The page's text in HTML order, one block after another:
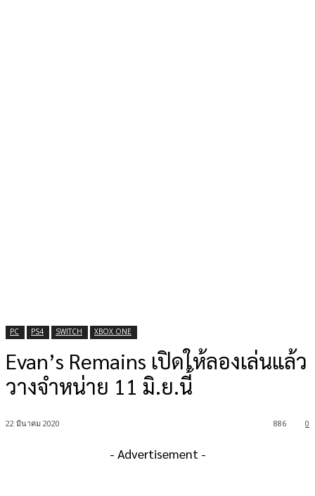
PC PS4 SWITCH XBOX ONE
Evan’s Remains เปิดให้ลองเล่นแล้ว
วางจำหน่าย 11 มิ.ย.นี้
22 มีนาคม 2020 0
886
- Advertisement -